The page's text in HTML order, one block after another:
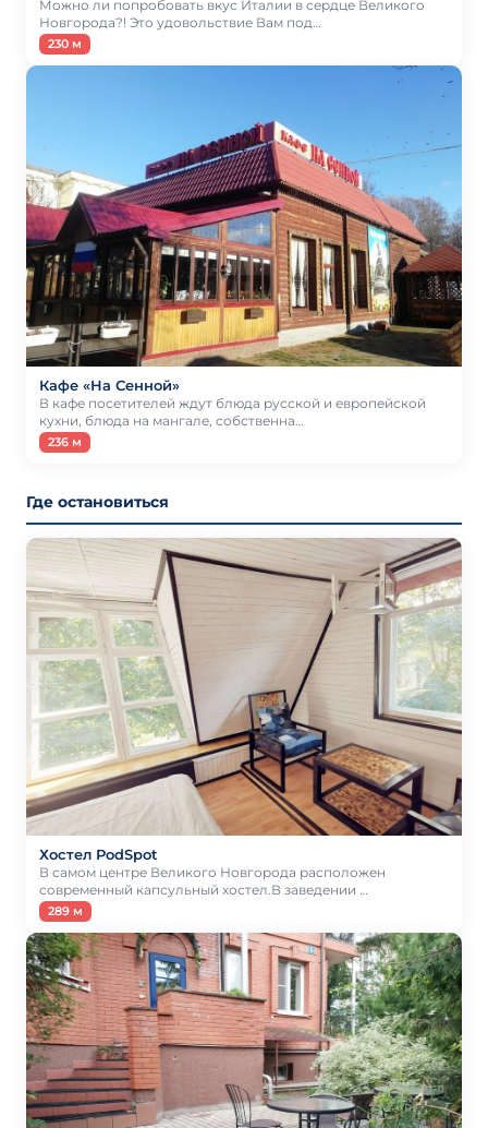
Можно ли попробовать вкус Италии в сердце Великого
Новгорода?! Это удовольствие Вам под…
230 м
Кафе «На Сенной»
В кафе посетителей ждут блюда русской и европейской
кухни, блюда на мангале, собственна…
236 м
Где остановиться
Хостел PodSpot
В самом центре Великого Новгорода расположен
современный капсульный хостел.В заведении …
289 м